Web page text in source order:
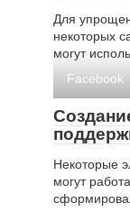
Для
некоторых
могут
Facebook
Некоторые
могут